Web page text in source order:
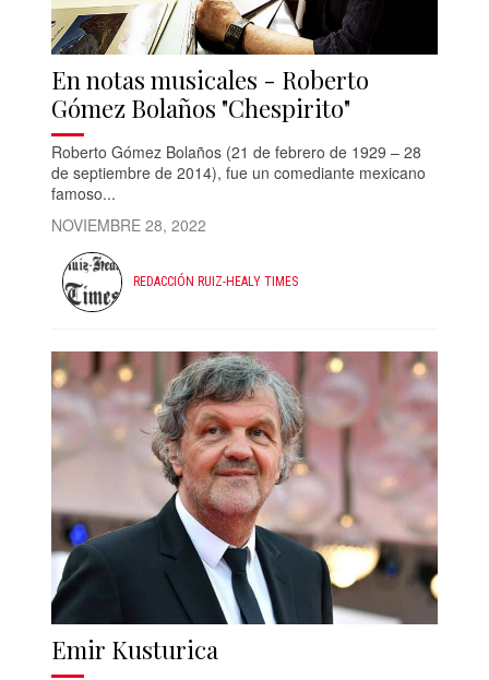
En notas musicales - Roberto
Gómez Bolaños "Chespirito"
Roberto Gómez Bolaños (21 de febrero de 1929 – 28
de septiembre de 2014), fue un comediante mexicano
famoso...
NOVIEMBRE 28, 2022
REDACCIÓN RUIZ-HEALY TIMES
Emir Kusturica